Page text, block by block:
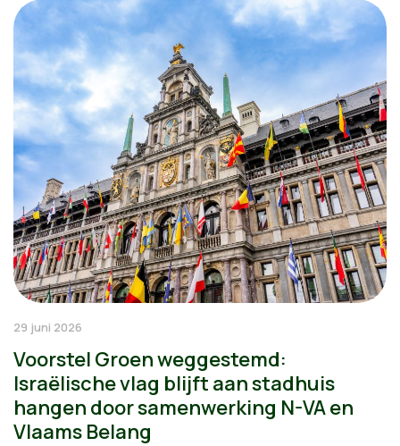
29 juni 2026
Voorstel Groen weggestemd:
Israëlische vlag blijft aan stadhuis
hangen door samenwerking N-VA en
Vlaams Belang